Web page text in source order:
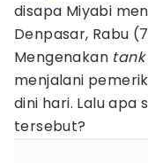
disapa Miyabi
Denpasar, Rabu
Mengenakan
menjalani
dini hari. Lalu apa
tersebut?